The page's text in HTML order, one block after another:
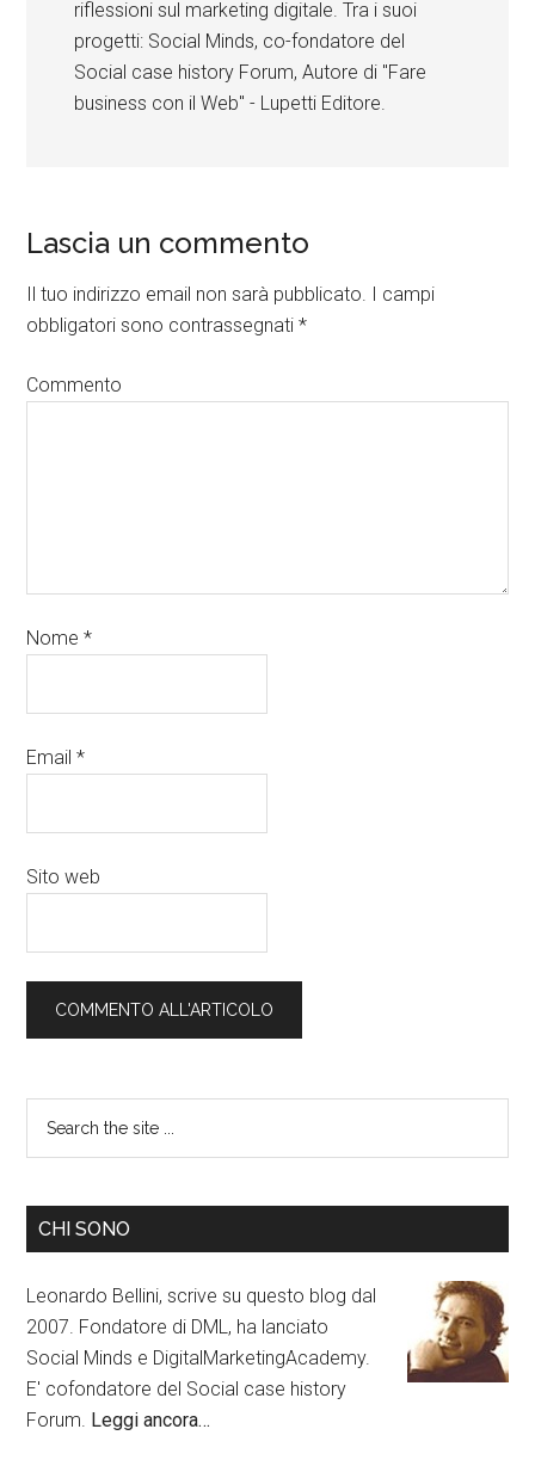
riflessioni sul marketing digitale. Tra i suoi
progetti: Social Minds, co-fondatore del
Social case history Forum, Autore di "Fare
business con il Web" - Lupetti Editore.
Lascia un commento
Il tuo indirizzo email non sarà pubblicato. I campi
obbligatori sono contrassegnati*
Commento
Nome*
Email*
Sito web
CHI SONO
Leonardo Bellini, scrive su questo blog dal
2007. Fondatore di DML, ha lanciato
Social Minds e DigitalMarketingAcademy.
E' cofondatore del Social case history
Forum. Leggi ancora…